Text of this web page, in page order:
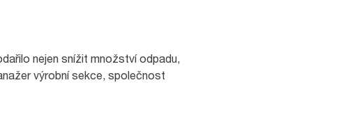
nejen snížit množství odpadu,
výrobní sekce, společnost